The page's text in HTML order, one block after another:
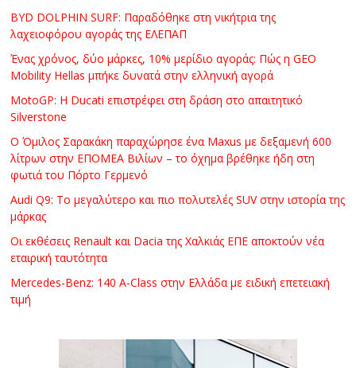
&
M
R
BYD DOLPHIN SURF: Παραδόθηκε στη νικήτρια της
λαχειοφόρου αγοράς της ΕΛΕΠΑΠ
Ένας χρόνος, δύο μάρκες, 10% μερίδιο αγοράς: Πώς η GEO
Mobility Hellas μπήκε δυνατά στην ελληνική αγορά
MotoGP: Η Ducati επιστρέφει στη δράση στο απαιτητικό
Silverstone
Ο Όμιλος Σαρακάκη παραχώρησε ένα Maxus με δεξαμενή 600
λίτρων στην ΕΠΟΜΕΑ Βιλίων – το όχημα βρέθηκε ήδη στη
φωτιά του Πόρτο Γερμενό
Audi Q9: Το μεγαλύτερο και πιο πολυτελές SUV στην ιστορία της
μάρκας
Οι εκθέσεις Renault και Dacia της Χαλκιάς ΕΠΕ αποκτούν νέα
εταιρική ταυτότητα
Mercedes-Benz: 140 A-Class στην Ελλάδα με ειδική επετειακή
τιμή